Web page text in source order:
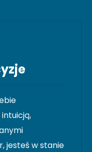
jesteś w stanie